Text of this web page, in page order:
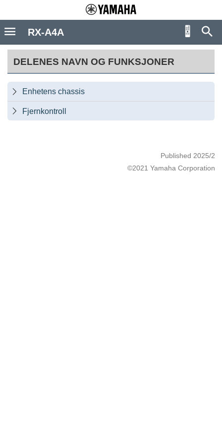
DELENES NAVN OG FUNKSJONER
 Enhetens chassis
 Fjernkontroll
Published 2025/2
©2021 Yamaha Corporation
RX-A4A